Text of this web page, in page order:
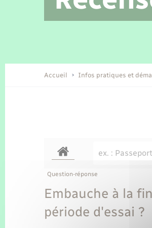
Enfants – Jeunes
Petite enfance
Etat civil
Loisirs
Tourisme
Transports
Location de 2 roues
Travaux -
Conseil municipal
Accueil Infos pratiques et
Question-réponse
Embauche à la
période d'essai ?